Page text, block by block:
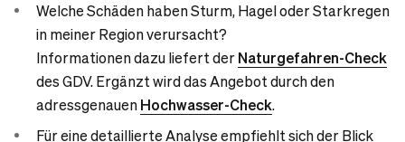
Welche Schäden haben Sturm, Hagel oder Starkregen
in meiner Region verursacht?
Informationen dazu liefert derNaturgefahren-Check
des GDV. Ergänzt wird das Angebot durch den
adressgenauenHochwasser-Check.
Für eine detaillierte Analyse empfiehlt sich der Blick